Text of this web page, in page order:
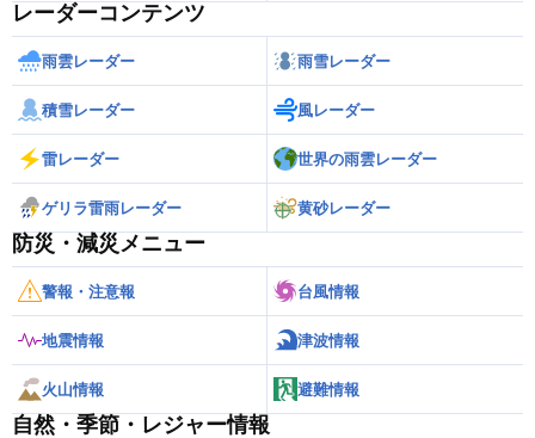
レーダーコンテンツ
雨雲レーダー 雨雪レーダー
積雪レーダー 風レーダー
雷レーダー 世界の雨雲レーダー
ゲリラ雷雨レーダー 黄砂レーダー
防災・減災メニュー
警報・注意報 台風情報
地震情報 津波情報
火山情報 避難情報
自然・季節・レジャー情報